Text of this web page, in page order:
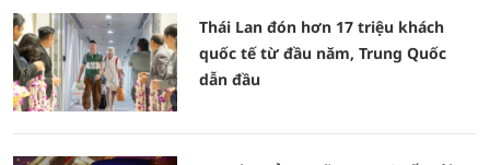
Thái Lan đón hơn 17 triệu khách
quốc tế từ đầu năm, Trung Quốc
dẫn đầu